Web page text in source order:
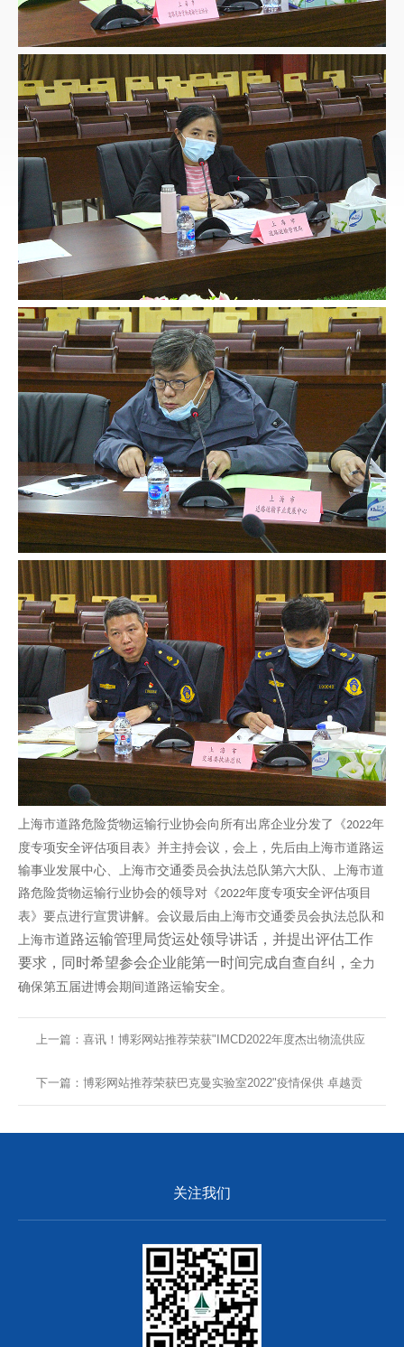
上海市道路危险货物运输行业协会向所有出席企业分发了《2022年
度专项安全评估项目表》并主持会议，会上，先后由上海市道路运
输事业发展中心、上海市交通委员会执法总队第六大队、上海市道
路危险货物运输行业协会的领导对《2022年度专项安全评估项目
表》要点进行宣贯讲解。会议最后由上海市交通委员会执法总队和
上海市道路运输管理局货运处领导讲话，并提出评估工作
要求 ，同时希望参会企业能第一时间完成自查自纠， 全力
确保第五 届进博会期间道路运输安全。
上一篇：喜讯！博彩网站推荐荣获"IMCD2022年度杰出物流供应
商奖"
下一篇：博彩网站推荐荣获巴克曼实验室2022"疫情保供 卓越贡
关注我们